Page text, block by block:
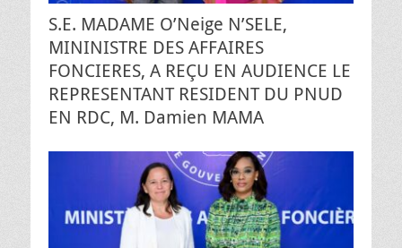
S.E. MADAME O’Neige N’SELE,
MININISTRE DES AFFAIRES
FONCIERES, A REÇU EN AUDIENCE LE
REPRESENTANT RESIDENT DU PNUD
EN RDC, M. Damien MAMA